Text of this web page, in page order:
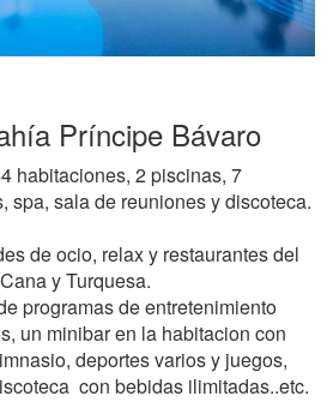
Príncipe Bávaro
habitaciones, 2 piscinas, 7
spa, sala de reuniones y discoteca.
de ocio, relax y restaurantes del
y Turquesa.
programas de entretenimiento
un minibar en la habitacion con
deportes varios y juegos,
con bebidas ilimitadas..etc.